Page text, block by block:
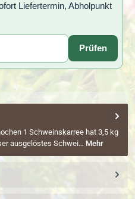
Liefertermin, Abholpunkt
Prüfen
1 Schweinskarree hat 3,5 kg
ausgelöstes Schwei… Mehr